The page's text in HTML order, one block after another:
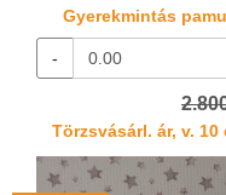
Gyerekmintás
-
Törzsvásárl. ár, v.